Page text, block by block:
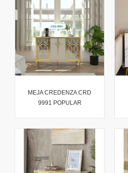
MEJA CREDENZA CRD
9991 POPULAR